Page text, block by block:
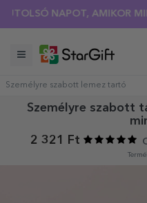
NAPOT, AMIKOR
Személyre szabott lemez tartó
Személyre szabott
2 321 Ft